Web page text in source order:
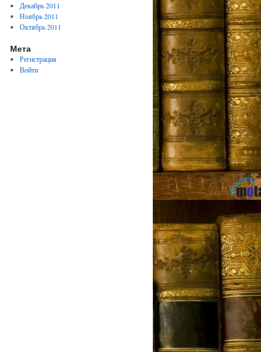
Декабрь 2011
Ноябрь 2011
Октябрь 2011
Мета
Регистрация
Войти